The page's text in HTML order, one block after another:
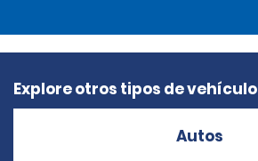
Explore otros tipos de vehículo
Autos